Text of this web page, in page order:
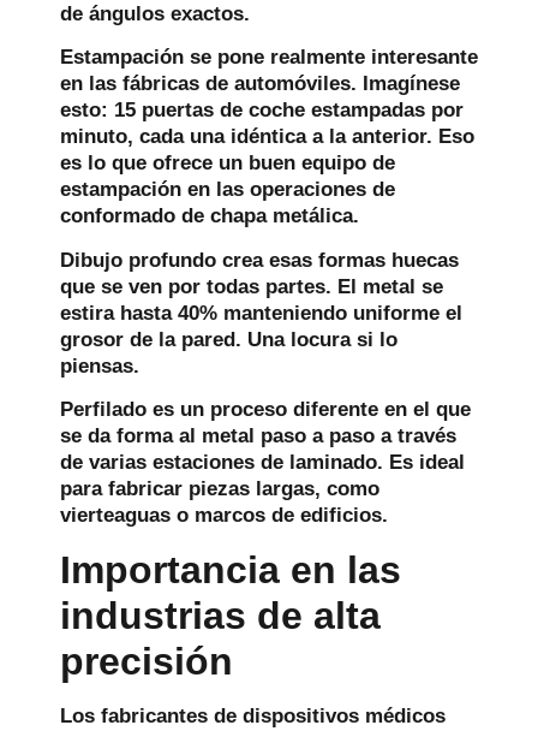
de ángulos exactos.
Estampación se pone realmente interesante
en las fábricas de automóviles. Imagínese
esto: 15 puertas de coche estampadas por
minuto, cada una idéntica a la anterior. Eso
es lo que ofrece un buen equipo de
estampación en las operaciones de
conformado de chapa metálica.
Dibujo profundo crea esas formas huecas
que se ven por todas partes. El metal se
estira hasta 40% manteniendo uniforme el
grosor de la pared. Una locura si lo
piensas.
Perfilado es un proceso diferente en el que
se da forma al metal paso a paso a través
de varias estaciones de laminado. Es ideal
para fabricar piezas largas, como
vierteaguas o marcos de edificios.
Importancia en las
industrias de alta
precisión
Los fabricantes de dispositivos médicos